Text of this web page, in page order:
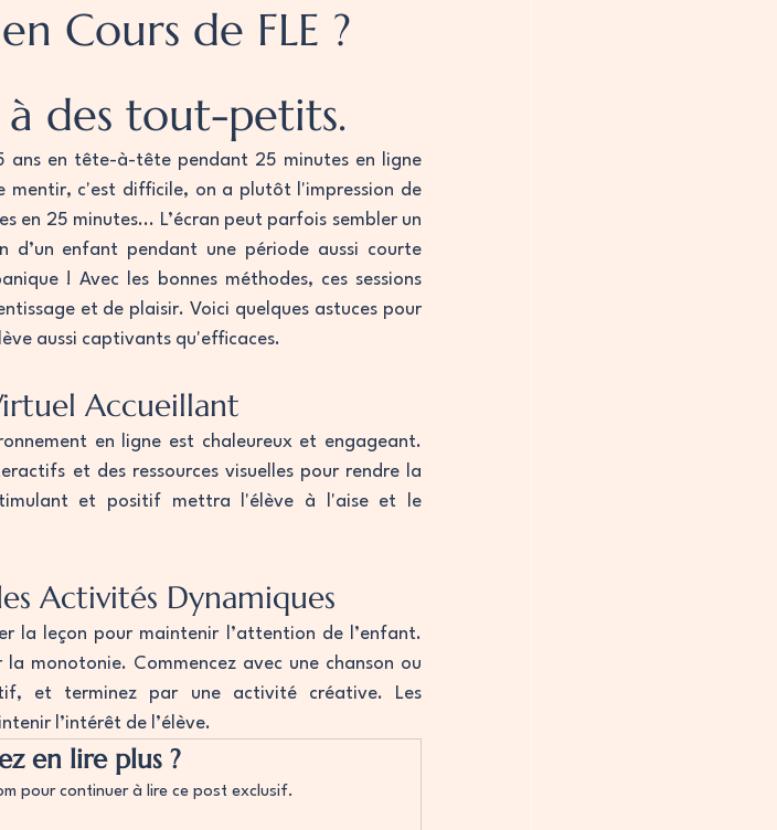
Cours de FLE ?
à des tout-petits.
ans en tête-à-tête pendant 25 minutes en ligne
mentir, c'est difficile, on a plutôt l'impression de
en 25 minutes... L’écran peut parfois sembler un
d’un enfant pendant une période aussi courte
! Avec les bonnes méthodes, ces sessions
et de plaisir. Voici quelques astuces pour
aussi captivants qu'efficaces.
Accueillant
en ligne est chaleureux et engageant.
et des ressources visuelles pour rendre la
et positif mettra l'élève à l'aise et le
Activités Dynamiques
la leçon pour maintenir l’attention de l’enfant.
monotonie. Commencez avec une chanson ou
et terminez par une activité créative. Les
l’intérêt de l’élève.
en lire plus ?
pour continuer à lire ce post exclusif.